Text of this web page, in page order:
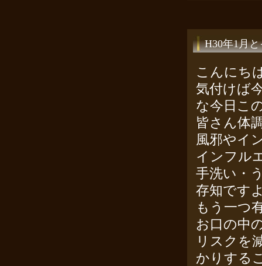
H30年1月
こんにち
気付けば
な今日こ
皆さん体
風邪やイ
インフル
手洗い・
存知です
もう一つ
お口の中
リスクを
かりする